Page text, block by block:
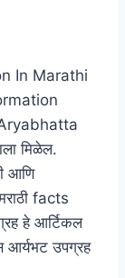
In Marathi
मिळेल.
आणि
facts
हे आर्टिकल
आर्यभट उपग्रह